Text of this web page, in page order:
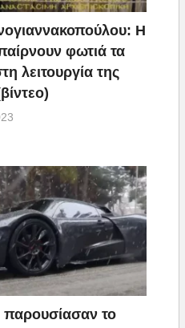
δύο ελικόπτερα,
και αγνοείται
συνεργεία
πολίτες, στις
τις άσκοπες
Η
φωτιά τα
λειτουργία της
παρουσίασαν το